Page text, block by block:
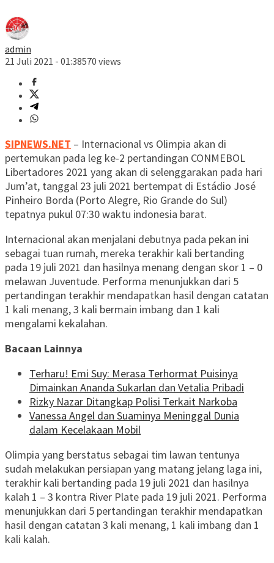
admin
21 Juli 2021 - 01:38570 views
SIPNEWS.NET – Internacional vs Olimpia akan di
pertemukan pada leg ke-2 pertandingan CONMEBOL
Libertadores 2021 yang akan di selenggarakan pada hari
Jum’at, tanggal 23 juli 2021 bertempat di Estádio José
Pinheiro Borda (Porto Alegre, Rio Grande do Sul)
tepatnya pukul 07:30 waktu indonesia barat.
Internacional akan menjalani debutnya pada pekan ini
sebagai tuan rumah, mereka terakhir kali bertanding
pada 19 juli 2021 dan hasilnya menang dengan skor 1 – 0
melawan Juventude. Performa menunjukkan dari 5
pertandingan terakhir mendapatkan hasil dengan catatan
1 kali menang, 3 kali bermain imbang dan 1 kali
mengalami kekalahan.
Bacaan Lainnya
Terharu! Emi Suy: Merasa Terhormat Puisinya
Dimainkan Ananda Sukarlan dan Vetalia Pribadi
Rizky Nazar Ditangkap Polisi Terkait Narkoba
Vanessa Angel dan Suaminya Meninggal Dunia
dalam Kecelakaan Mobil
Olimpia yang berstatus sebagai tim lawan tentunya
sudah melakukan persiapan yang matang jelang laga ini,
terakhir kali bertanding pada 19 juli 2021 dan hasilnya
kalah 1 – 3 kontra River Plate pada 19 juli 2021. Performa
menunjukkan dari 5 pertandingan terakhir mendapatkan
hasil dengan catatan 3 kali menang, 1 kali imbang dan 1
kali kalah.